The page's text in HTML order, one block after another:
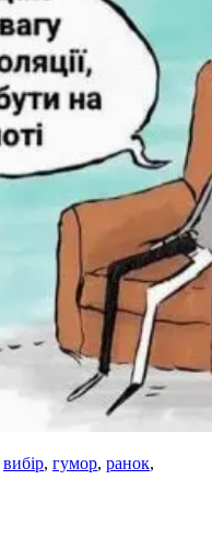
вибір, гумор, ранок,